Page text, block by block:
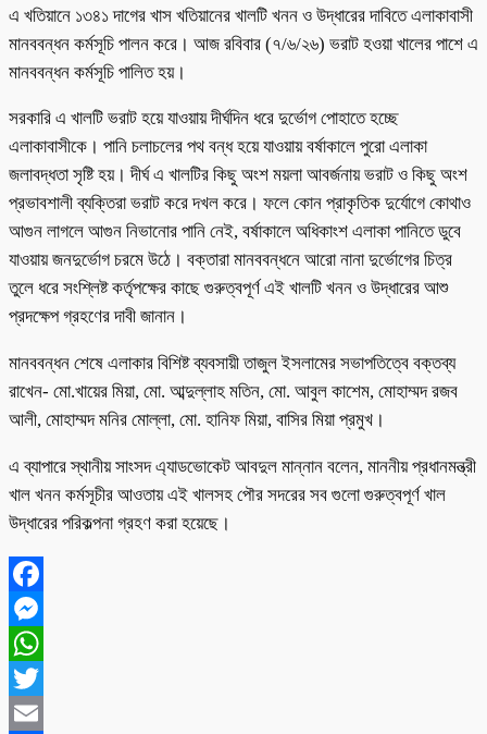
এ খতিয়ানে ১৩৪১ দাগের খাস খতিয়ানের খালটি খনন ও উদ্ধারের দাবিতে এলাকাবাসী
মানববন্ধন কর্মসূচি পালন করে। আজ রবিবার (৭/৬/২৬) ভরাট হওয়া খালের পাশে এ
মানববন্ধন কর্মসূচি পালিত হয়।
সরকারি এ খালটি ভরাট হয়ে যাওয়ায় দীর্ঘদিন ধরে দুর্ভোগ পোহাতে হচ্ছে
এলাকাবাসীকে। পানি চলাচলের পথ বন্ধ হয়ে যাওয়ায় বর্ষাকালে পুরো এলাকা
জলাবদ্ধতা সৃষ্টি হয়। দীর্ঘ এ খালটির কিছু অংশ ময়লা আবর্জনায় ভরাট ও কিছু অংশ
প্রভাবশালী ব্যক্তিরা ভরাট করে দখল করে। ফলে কোন প্রাকৃতিক দুর্যোগে কোথাও
আগুন লাগলে আগুন নিভানোর পানি নেই, বর্ষাকালে অধিকাংশ এলাকা পানিতে ডুবে
যাওয়ায় জনদুর্ভোগ চরমে উঠে। বক্তারা মানববন্ধনে আরো নানা দুর্ভোগের চিত্র
তুলে ধরে সংশ্লিষ্ট কর্তৃপক্ষের কাছে গুরুত্বপূর্ণ এই খালটি খনন ও উদ্ধারের আশু
প্রদক্ষেপ গ্রহণের দাবী জানান।
মানববন্ধন শেষে এলাকার বিশিষ্ট ব্যবসায়ী তাজুল ইসলামের সভাপতিত্বে বক্তব্য
রাখেন- মো.খায়ের মিয়া, মো. আব্দুল্লাহ মতিন, মো. আবুল কাশেম, মোহাম্মদ রজব
আলী, মোহাম্মদ মনির মোল্লা, মো. হানিফ মিয়া, বাসির মিয়া প্রমুখ।
এ ব্যাপারে স্থানীয় সাংসদ এ্যাডভোকেট আবদুল মান্নান বলেন, মাননীয় প্রধানমন্ত্রী
খাল খনন কর্মসূচীর আওতায় এই খালসহ পৌর সদরের সব গুলো গুরুত্বপূর্ণ খাল
উদ্ধারের পরিকল্পনা গ্রহণ করা হয়েছে।
Facebook
Messenger
WhatsApp
Twitter